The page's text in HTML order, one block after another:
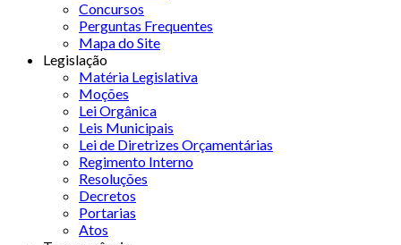
Concursos
Perguntas Frequentes
Mapa do Site
Legislação
Matéria Legislativa
Moções
Lei Orgânica
Leis Municipais
Lei de Diretrizes Orçamentárias
Regimento Interno
Resoluções
Decretos
Portarias
Atos